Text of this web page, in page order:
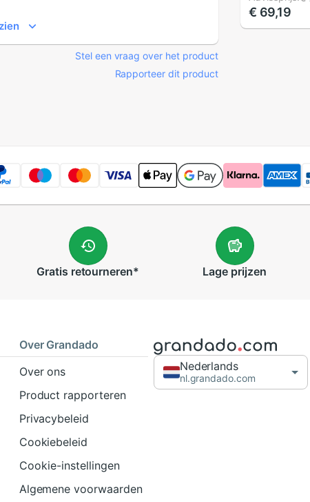
Stel een vraag over het product
Rapporteer dit product
manier
outdoor
€ 69,19
Gratis retourneren* Lage prijzen
Over Grandado
Over ons
Product rapporteren
Privacybeleid
Cookiebeleid
Cookie-instellingen
Algemene voorwaarden
Nederlands
nl.grandado.com